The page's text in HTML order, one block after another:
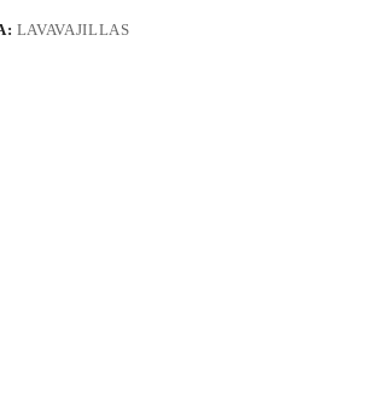
LAVAVAJILLAS